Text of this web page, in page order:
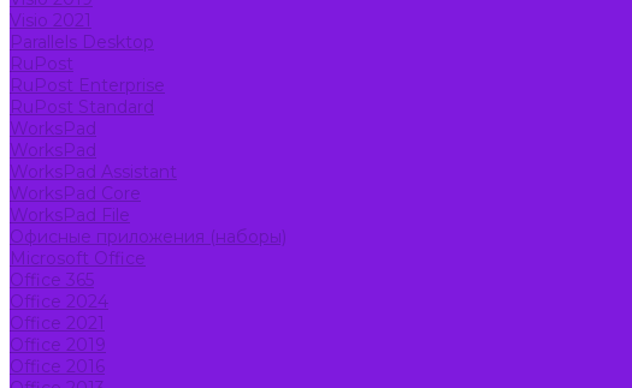
Visio 2021
Parallels Desktop
RuPost
RuPost Enterprise
RuPost Standard
WorksPad
WorksPad
WorksPad Assistant
WorksPad Core
WorksPad File
Офисные приложения (наборы)
Microsoft Office
Office 365
Office 2024
Office 2021
Office 2019
Office 2016